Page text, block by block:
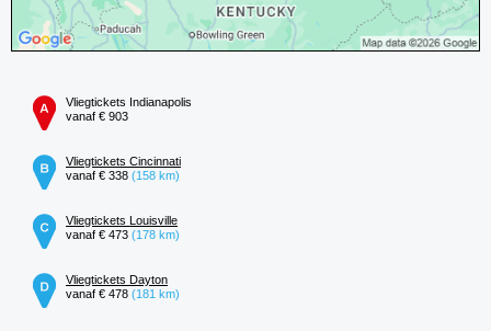
Vliegtickets Indianapolis
vanaf € 903
Vliegtickets Cincinnati
vanaf € 338 (158 km)
Vliegtickets Louisville
vanaf € 473 (178 km)
Vliegtickets Dayton
vanaf € 478 (181 km)